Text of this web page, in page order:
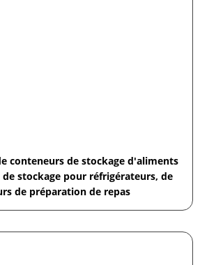
conteneurs de stockage d'aliments
stockage pour réfrigérateurs, de
de préparation de repas